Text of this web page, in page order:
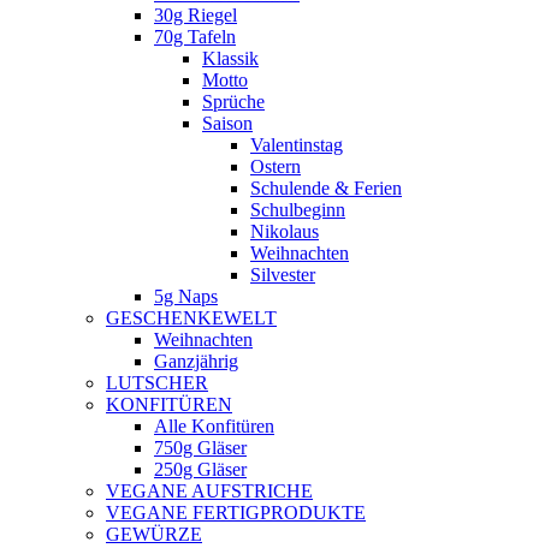
30g Riegel
70g Tafeln
Klassik
Motto
Sprüche
Saison
Valentinstag
Ostern
Schulende & Ferien
Schulbeginn
Nikolaus
Weihnachten
Silvester
5g Naps
GESCHENKEWELT
Weihnachten
Ganzjährig
LUTSCHER
KONFITÜREN
Alle Konfitüren
750g Gläser
250g Gläser
VEGANE AUFSTRICHE
VEGANE FERTIGPRODUKTE
GEWÜRZE